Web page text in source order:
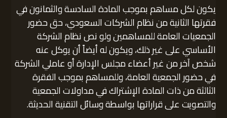
يكون لكل مساهم بموجب المادة السادسة والثمانون في
فقرتها الثانية من نظام الشركات السعودي، حق حضور
الجمعيات العامة للمساهمين ولو نص نظام الشركة
الأساسي على غير ذلك، ويكون له أيضاً أن يوكل عنه
شخص آخر من غير أعضاء مجلس الإدارة أو عاملي الشركة
في حضور الجمعية العامة، وللمساهم بموجب الفقرة
الثالثة من ذات المادة الإشتراك في مداولات الجمعية
والتصويت على قراراتها بواسطة وسائل التقنية الحديثة.